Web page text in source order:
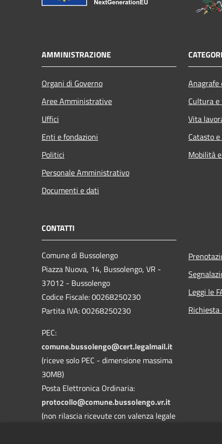
AMMINISTRAZIONE
Organi di Governo
Aree Amministrative
Uffici
Enti e fondazioni
Politici
Personale Amministrativo
Documenti e dati
Cultura
Vita
Catasto
Mobilità
CONTATTI
Comune di Bussolengo
Piazza Nuova, 14, Bussolengo, VR -
37012 - Bussolengo
Codice Fiscale: 00268250230
Partita IVA: 00268250230
PEC:
comune.bussolengo@cert.legalmail.it
(riceve solo PEC - dimensione massima
30MB)
Posta Elettronica Ordinaria:
protocollo@comune.bussolengo.vr.it
(non rilascia ricevute con valenza legale
Leggi le